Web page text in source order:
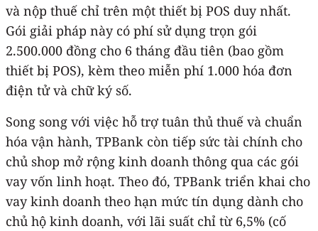
và nộp thuế chỉ trên một thiết bị POS duy nhất.
Gói giải pháp này có phí sử dụng trọn gói
2.500.000 đồng cho 6 tháng đầu tiên (bao gồm
thiết bị POS), kèm theo miễn phí 1.000 hóa đơn
điện tử và chữ ký số.
Song song với việc hỗ trợ tuân thủ thuế và chuẩn
hóa vận hành, TPBank còn tiếp sức tài chính cho
chủ shop mở rộng kinh doanh thông qua các gói
vay vốn linh hoạt. Theo đó, TPBank triển khai cho
vay kinh doanh theo hạn mức tín dụng dành cho
chủ hộ kinh doanh, với lãi suất chỉ từ 6,5% (cố